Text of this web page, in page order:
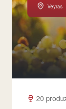
Veyras
20